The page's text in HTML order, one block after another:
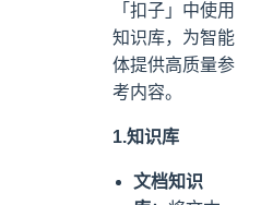
「扣子」中使用
知识库，为智能
体提供高质量参
考内容。
1.知识库
文档知识